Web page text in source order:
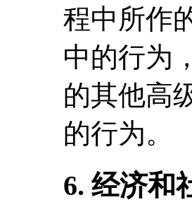
程中所作
中的行为
的其他高
的行为。
6. 经济和